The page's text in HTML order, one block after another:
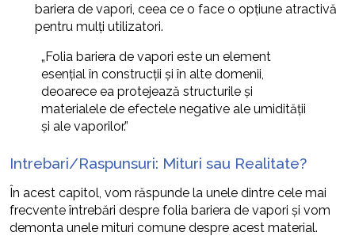
bariera de vapori, ceea ce o face o opțiune atractivă
pentru mulți utilizatori.
„Folia bariera de vapori este un element
esențial în construcții și în alte domenii,
deoarece ea protejează structurile și
materialele de efectele negative ale umidității
și ale vaporilor.”
Intrebari/Raspunsuri: Mituri sau Realitate?
În acest capitol, vom răspunde la unele dintre cele mai
frecvente întrebări despre folia bariera de vapori și vom
demonta unele mituri comune despre acest material.